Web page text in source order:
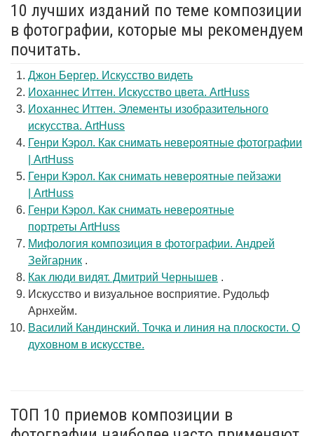
10 лучших изданий по теме композиции
в фотографии, которые мы рекомендуем
почитать.
Джон Бергер. Искусство видеть
Иоханнес Иттен. Искусство цвета. ArtHuss
Иоханнес Иттен. Элементы изобразительного
искусства. ArtHuss
Генри Кэрол. Как снимать невероятные фотографии
| ArtHuss
Генри Кэрол. Как снимать невероятные пейзажи
| ArtHuss
Генри Кэрол. Как снимать невероятные
портреты ArtHuss
Мифология композиция в фотографии. Андрей
Зейгарник .
Как люди видят. Дмитрий Чернышев .
Искусство и визуальное восприятие. Рудольф
Арнхейм.
Василий Кандинский. Точка и линия на плоскости. О
духовном в искусстве.
ТОП 10 приемов композиции в